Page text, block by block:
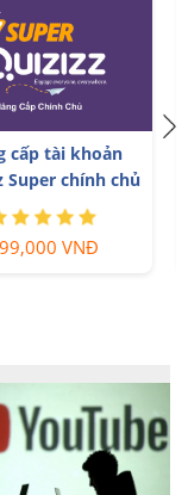
cấp tài khoản
Super chính chủ
VNĐ